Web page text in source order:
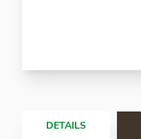
Anfang
DETAILS